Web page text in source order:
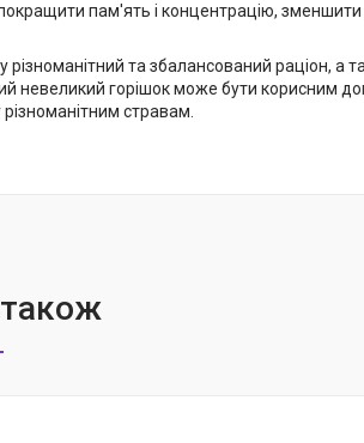
пам'ять і концентрацію,
та збалансований раціон, а
невеликий горішок може бути корисним
стравам.